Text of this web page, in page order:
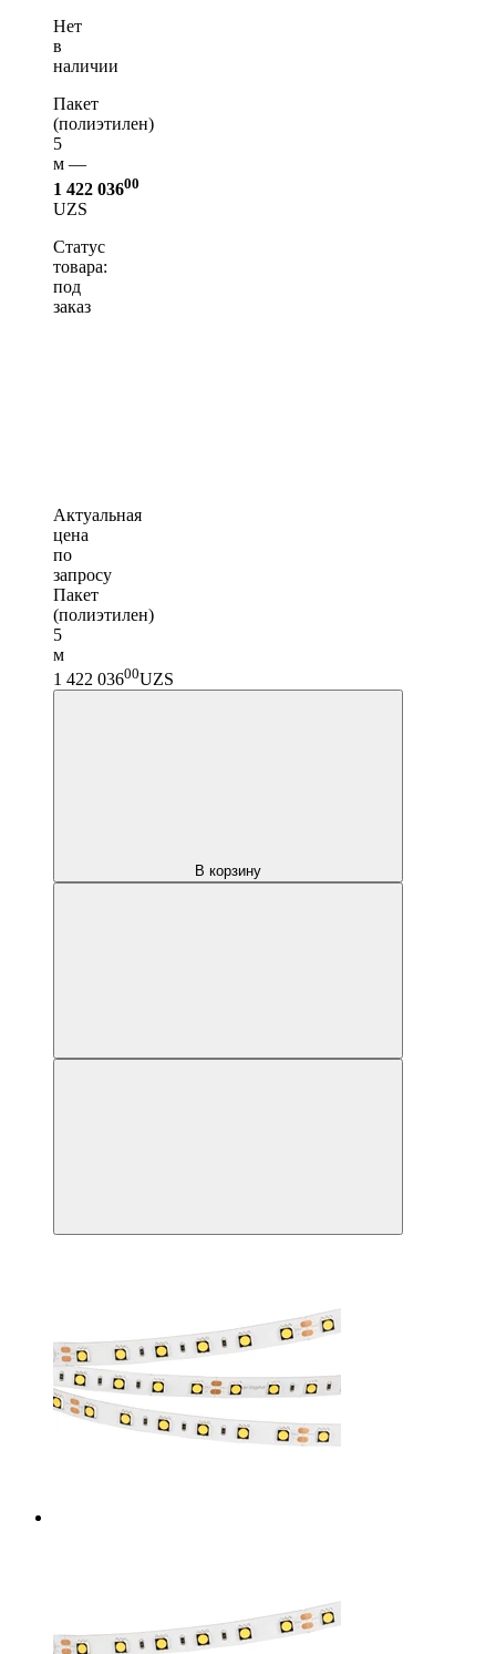
Нет
в
наличии
Пакет
(полиэтилен)
5
м —
1 422 03600
UZS
Статус
товара:
под
заказ
Актуальная
цена
по
запросу
Пакет
(полиэтилен)
5
м
1 422 03600UZS
В корзину